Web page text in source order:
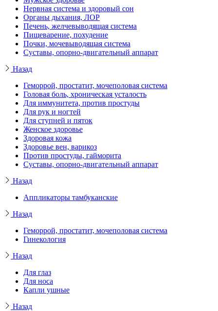
Нервная система и здоровый сон
Органы дыхания, ЛОР
Печень, желчевыводящая система
Пищеварение, похудение
Почки, мочевыводящая система
Суставы, опорно-двигательный аппарат
Назад
Геморрой, простатит, мочеполовая система
Головая боль, хроническая усталость
Для иммунитета, против простуды
Для рук и ногтей
Для ступней и пяток
Женское здоровье
Здоровая кожа
Здоровье вен, варикоз
Против простуды, гайморита
Суставы, опорно-двигательный аппарат
Назад
Аппликаторы тамбуканские
Назад
Геморрой, простатит, мочеполовая система
Гинекология
Назад
Для глаз
Для носа
Капли ушные
Назад